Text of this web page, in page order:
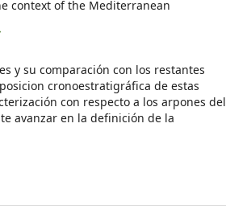
context of the Mediterranean
y su comparación con los restantes
cronoestratigráfica de estas
con respecto a los arpones del
avanzar en la definición de la